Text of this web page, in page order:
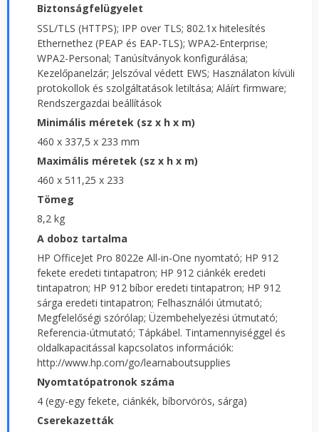
Biztonságfelügyelet
SSL/TLS (HTTPS); IPP over TLS; 802.1x hitelesítés
Ethernethez (PEAP és EAP-TLS); WPA2-Enterprise;
WPA2-Personal; Tanúsítványok konfigurálása;
Kezelőpanelzár; Jelszóval védett EWS; Használaton kívüli
protokollok és szolgáltatások letiltása; Aláírt firmware;
Rendszergazdai beállítások
Minimális méretek (sz x h x m)
460 x 337,5 x 233 mm
Maximális méretek (sz x h x m)
460 x 511,25 x 233
Tömeg
8,2 kg
A doboz tartalma
HP OfficeJet Pro 8022e All-in-One nyomtató; HP 912
fekete eredeti tintapatron; HP 912 ciánkék eredeti
tintapatron; HP 912 bíbor eredeti tintapatron; HP 912
sárga eredeti tintapatron; Felhasználói útmutató;
Megfelelőségi szórólap; Üzembehelyezési útmutató;
Referencia-útmutató; Tápkábel. Tintamennyiséggel és
oldalkapacitással kapcsolatos információk:
http://www.hp.com/go/learnaboutsupplies
Nyomtatópatronok száma
4 (egy-egy fekete, ciánkék, bíborvörös, sárga)
Cserekazetták